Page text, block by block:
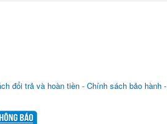
đổi trả và hoàn tiền- Chính sách bảo hành-